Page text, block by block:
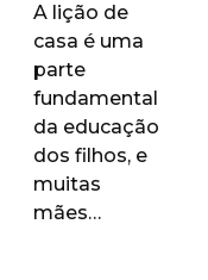
A lição de
casa é uma
parte
fundamental
da educação
dos filhos, e
muitas
mães…